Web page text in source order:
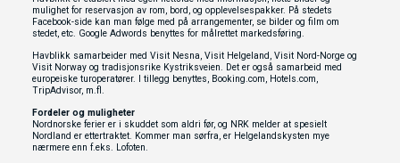
mulighet for reservasjon av rom, bord, og opplevelsespakker. På stedets
Facebook-side kan man følge med på arrangementer, se bilder og film om
stedet, etc. Google Adwords benyttes for målrettet markedsføring.
Havblikk samarbeider med Visit Nesna, Visit Helgeland, Visit Nord-Norge og
Visit Norway og tradisjonsrike Kystriksveien. Det er også samarbeid med
europeiske turoperatører. I tillegg benyttes, Booking.com, Hotels.com,
TripAdvisor, m.fl.
Fordeler og muligheter
Nordnorske ferier er i skuddet som aldri før, og NRK melder at spesielt
Nordland er ettertraktet. Kommer man sørfra, er Helgelandskysten mye
nærmere enn f.eks. Lofoten.